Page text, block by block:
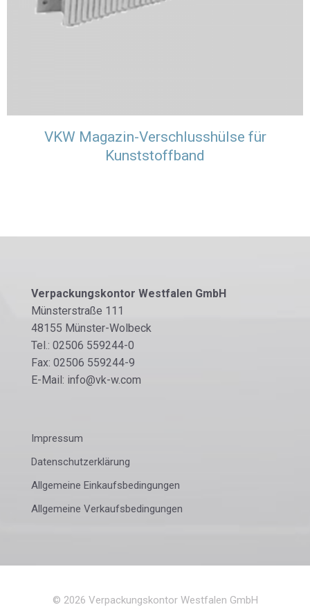
VKW Magazin-Verschlusshülse für
Kunststoffband
Verpackungskontor Westfalen GmbH
Münsterstraße 111
48155 Münster-Wolbeck
Tel.: 02506 559244-0
Fax: 02506 559244-9
E-Mail: info@vk-w.com
Impressum
Datenschutzerklärung
Allgemeine Einkaufsbedingungen
Allgemeine Verkaufsbedingungen
© 2026 Verpackungskontor Westfalen GmbH